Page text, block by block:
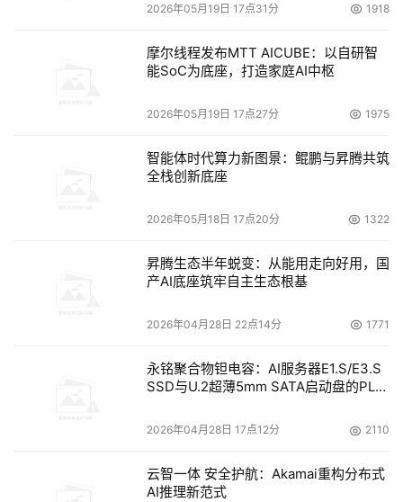
2026年05月19日 17点31分 1918
摩尔线程发布MTT AICUBE：以自研智
能SoC为底座，打造家庭AI中枢
2026年05月19日 17点27分 1975
智能体时代算力新图景：鲲鹏与昇腾共筑
全栈创新底座
2026年05月18日 17点20分 1322
昇腾生态半年蜕变：从能用走向好用，国
产AI底座筑牢自主生态根基
2026年04月28日 22点14分 1771
永铭聚合物钽电容：AI服务器E1.S/E3.S
SSD与U.2超薄5mm SATA启动盘的PLP
2026年04月28日 17点12分 2110
云智一体 安全护航：Akamai重构分布式
AI推理新范式